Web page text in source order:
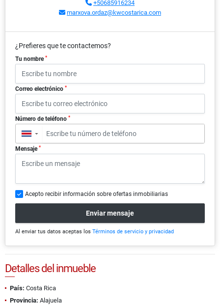
+50685916234
marxova.ordaz@kwcostarica.com
¿Prefieres que te contactemos?
Tu nombre *
Correo electrónico *
Número de teléfono *
▼
Mensaje *
Acepto recibir información sobre ofertas inmobiliarias
Enviar mensaje
Al enviar tus datos aceptas los Términos de servicio y privacidad
Detalles del inmueble
País: Costa Rica
Provincia: Alajuela